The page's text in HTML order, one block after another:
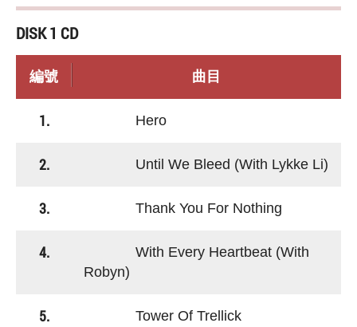
DISK 1 CD
編號 曲目
1. Hero
2. Until We Bleed (With Lykke Li)
3. Thank You For Nothing
4.
With Every Heartbeat (With
Robyn)
5. Tower Of Trellick